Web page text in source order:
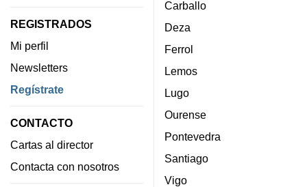
REGISTRADOS
Mi perfil
Newsletters
Regístrate
CONTACTO
Cartas al director
Contacta con nosotros
Carballo
Deza
Ferrol
Lemos
Lugo
Ourense
Pontevedra
Santiago
Vigo